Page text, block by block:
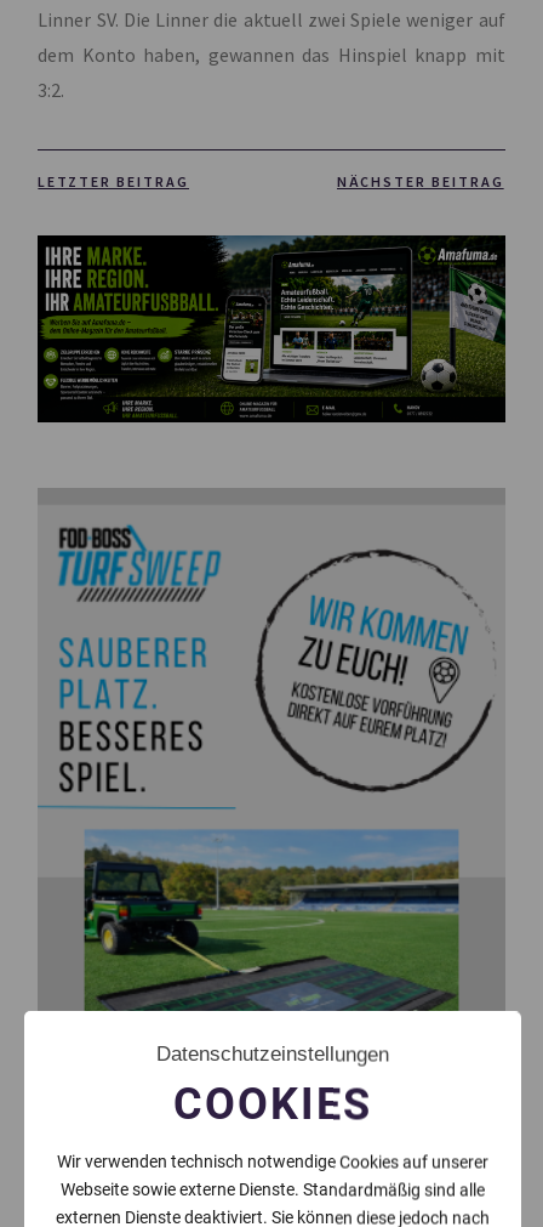
Linner SV. Die Linner die aktuell zwei Spiele weniger auf
dem Konto haben, gewannen das Hinspiel knapp mit
3:2.
LETZTER BEITRAG NÄCHSTER BEITRAG
Datenschutzeinstellungen
COOKIES
Wir verwenden technisch notwendige Cookies auf unserer
Webseite sowie externe Dienste. Standardmäßig sind alle
externen Dienste deaktiviert. Sie können diese jedoch nach